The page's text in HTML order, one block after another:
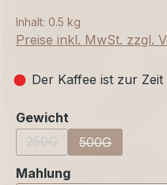
Inhalt: 0.5 kg
Preise inkl. MwSt. zzgl.
Der Kaffee ist zur
Gewicht
250G(Diese Option ist
500G(Diese
Mahlungauswählen